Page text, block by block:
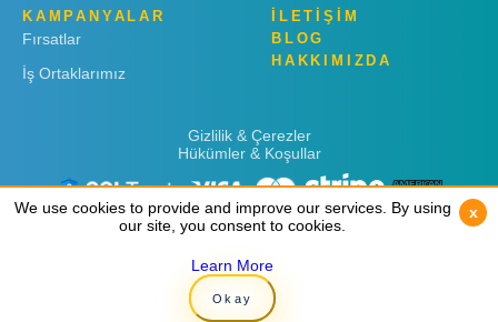
KAMPANYALAR
Fırsatlar
İş Ortaklarımız
İLETİŞİM
BLOG
HAKKIMIZDA
Gizlilik & Çerezler
Hükümler & Koşullar
Copyright © 2019 Rent 'n Connect
We use cookies to provide and improve our services. By using
our site, you consent to cookies.
Learn More
Okay
x
We use cookies to provide and improve our services. By using
our site, you consent to cookies.
Learn More
Okay
x